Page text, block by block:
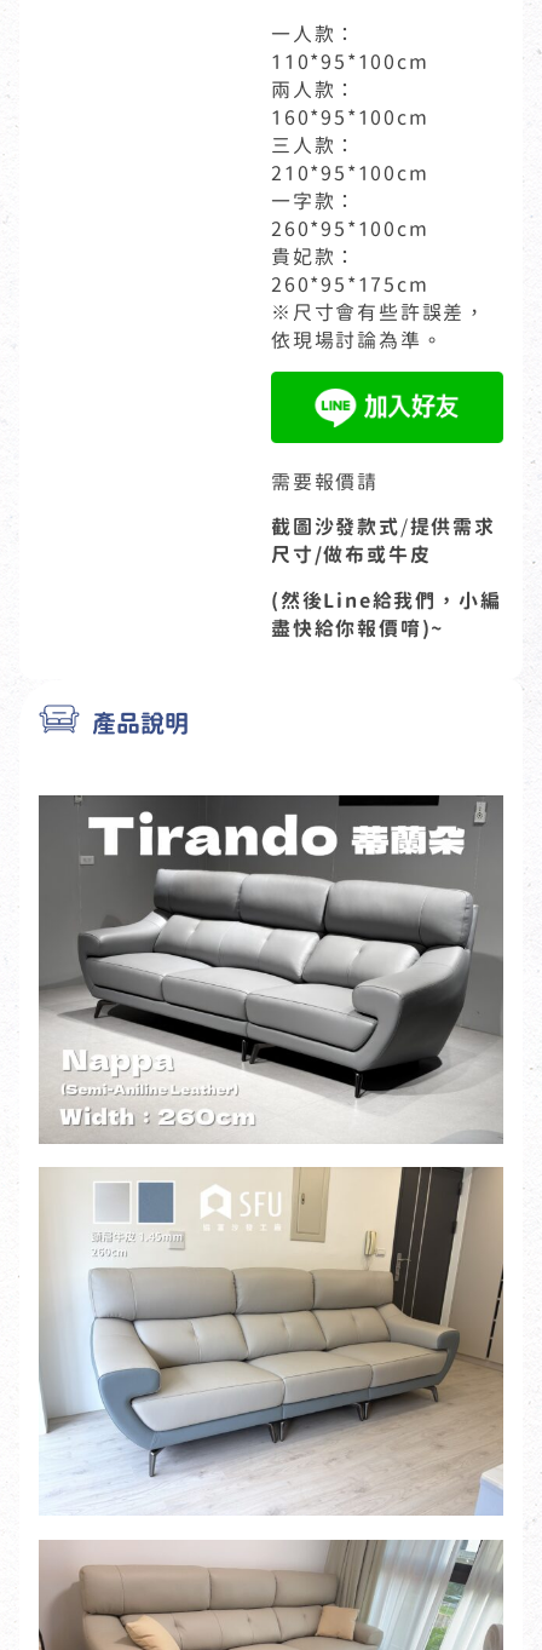
一人款：
110*95*100cm
兩人款：
160*95*100cm
三人款：
210*95*100cm
一字款：
260*95*100cm
貴妃款：
260*95*175cm
※尺寸會有些許誤差，
依現場討論為準。
需要報價請
截圖沙發款式/提供需求
尺寸/做布或牛皮
(然後Line給我們，小編
盡快給你報價唷)~
產品說明